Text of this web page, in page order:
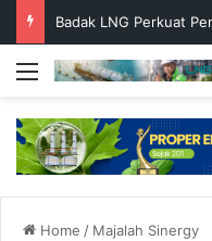
Menu
Home / Majalah Sinergy